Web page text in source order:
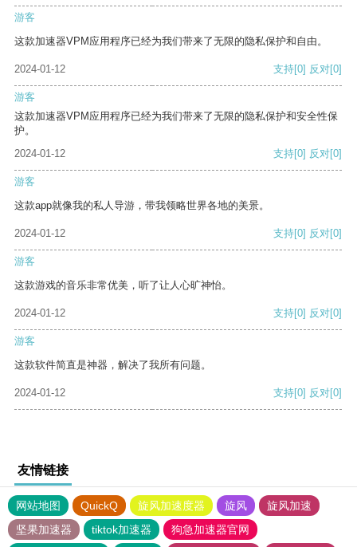
游客
这款加速器VPM应用程序已经为我们带来了无限的隐私保护和自由。
2024-01-12 支持[0] 反对[0]
游客
这款加速器VPM应用程序已经为我们带来了无限的隐私保护和安全性保
护。
2024-01-12
支持[0] 反对[0]
游客
这款app就像我的私人导游，带我领略世界各地的美景。
2024-01-12 支持[0] 反对[0]
游客
这款游戏的音乐非常优美，听了让人心旷神怡。
2024-01-12 支持[0] 反对[0]
游客
这款软件简直是神器，解决了我所有问题。
2024-01-12 支持[0] 反对[0]
友情链接
网站地图 QuickQ 旋风加速度器 旋风
旋风加速
坚果加速器
tiktok加速器 狗急加速器官网